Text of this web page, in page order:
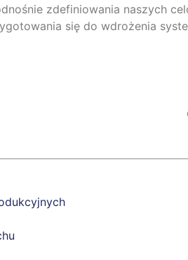
zdefiniowania naszych
się do wdrożenia